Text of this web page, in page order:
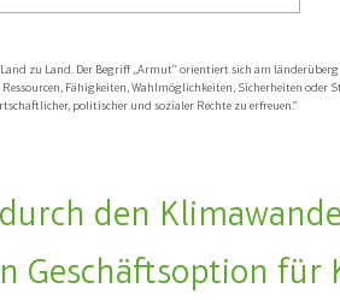
zu Land. Der Begriff „Armut“ orientiert sich am
Fähigkeiten, Wahlmöglichkeiten, Sicherheiten oder
politischer und sozialer Rechte zu erfreuen.“
den
Geschäftsoption für